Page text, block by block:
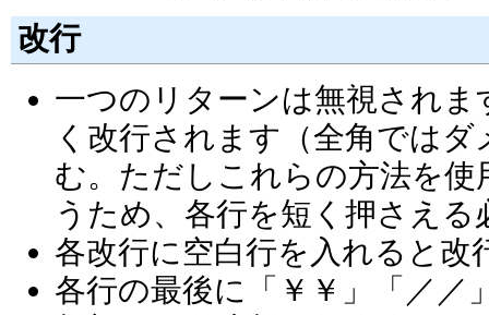
改行
一つのリターンは無視され
く改行されます（全角では
む。ただしこれらの方法を
うため、各行を短く押さえる
各改行に空白行を入れると
各行の最後に「￥￥」「／／